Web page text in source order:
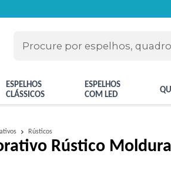
ESPELHOS
CLÁSSICOS
ESPELHOS
COM LED
Rústicos
Rústico